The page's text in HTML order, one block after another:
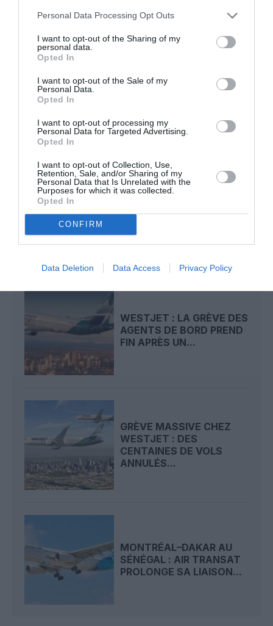
Personal Data Processing Opt Outs
I want to opt-out of the Sharing of my
personal data.
Opted In
I want to opt-out of the Sale of my
Personal Data.
Opted In
I want to opt-out of processing my
Personal Data for Targeted Advertising.
Opted In
I want to opt-out of Collection, Use,
Retention, Sale, and/or Sharing of my
Personal Data that Is Unrelated with the
Purposes for which it was collected.
Opted In
CONFIRM
Data Deletion Data Access Privacy Policy
DERNIERS COMMENTAIRES
SERGE13
Pointe‑à‑Pitre – Panama City : Air France ouvre un pont
aérien vers l’Amérique latine
SERGE13a commenté l'article :
classe Affaires deviennent payants
ATR 72-600 Canada Rise Air
WESTJET : LA GRÈVE DES
AGENTS DE BORD PREND
FIN APRÈS UN...
GRÈVE MASSIVE CHEZ
WESTJET : DES
CENTAINES DE VOLS
ANNULÉS...
MONTRÉAL–DAKAR AU
SÉNÉGAL : AIR TRANSAT
PROLONGE SA LIAISON...